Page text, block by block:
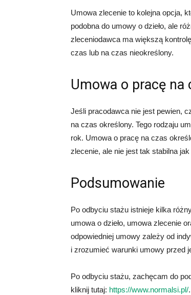
Umowa zlecenie to kolejna opcja,
podobna do umowy o dzieło, ale
zleceniodawca ma większą
czas lub na czas nieokreślony.
Umowa o pracę na
Jeśli pracodawca nie jest pewien,
na czas określony. Tego rodzaju
rok. Umowa o pracę na czas
zlecenie, ale nie jest tak stabilna
Podsumowanie
Po odbyciu stażu istnieje kilka
umowa o dzieło, umowa zlecenie
odpowiedniej umowy zależy od
i zrozumieć warunki umowy przed
Po odbyciu stażu, zachęcam do
kliknij tutaj: https://www.normalsi.pl/.